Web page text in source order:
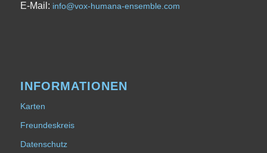
E-Mail: info@vox-humana-ensemble.com
INFORMATIONEN
Karten
Freundeskreis
Datenschutz